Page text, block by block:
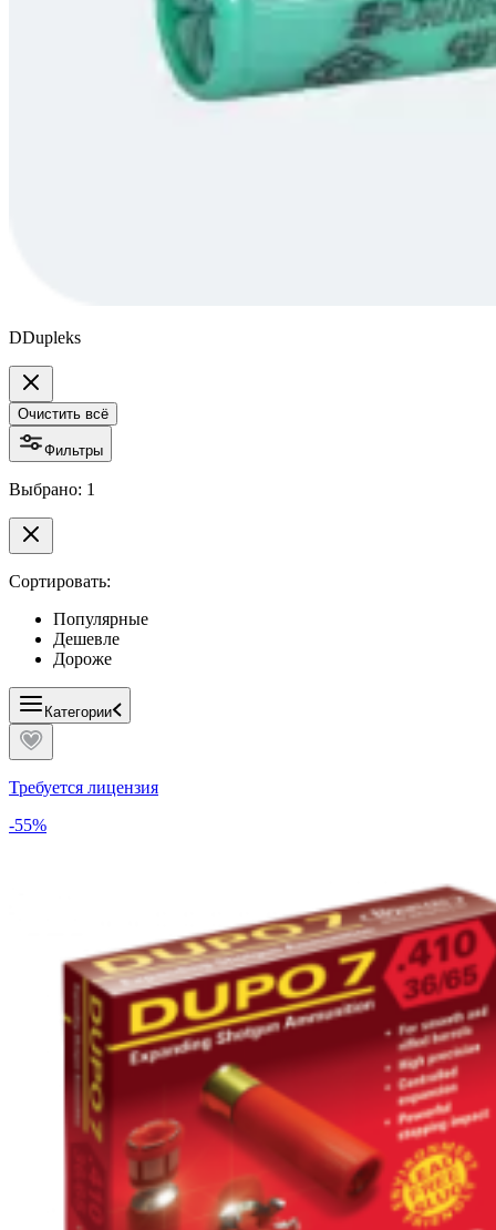
DDupleks
Очистить всё
Фильтры
Выбрано: 1
Сортировать:
Популярные
Дешевле
Дороже
Категории
Требуется лицензия
-55%